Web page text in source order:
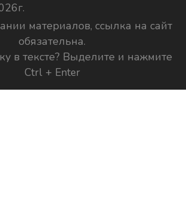
материалов, ссылка на сайт
обязательна.
в тексте? Выделите и нажмите
Ctrl + Enter